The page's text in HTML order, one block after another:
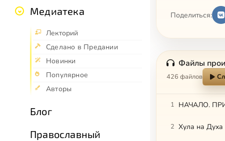
Медиатека
Лекторий
Сделано в Предании
Новинки
Популярное
Авторы
Блог
Православный
Поделиться:
Файлы
426 файлов
1 НАЧАЛО.
2 Хула на Духа